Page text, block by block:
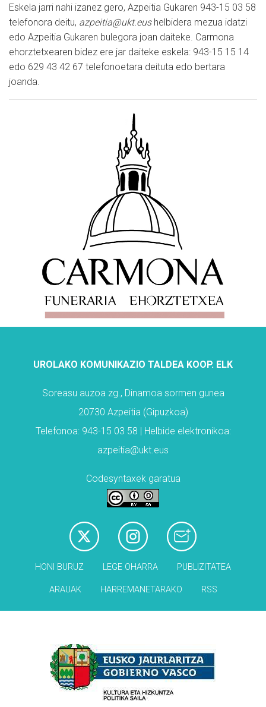
Eskela jarri nahi izanez gero, Azpeitia Gukaren 943-15 03 58
telefonora deitu, azpeitia@ukt.eushelbidera mezua idatzi
edo Azpeitia Gukaren bulegora joan daiteke. Carmona
ehorztetxearen bidez ere jar daiteke eskela: 943-15 15 14
edo 629 43 42 67 telefonoetara deituta edo bertara
joanda.
UROLAKO KOMUNIKAZIO TALDEA KOOP. ELK
Soreasu auzoa zg., Dinamoa sormen gunea
20730 Azpeitia (Gipuzkoa)
Telefonoa: 943-15 03 58 | Helbide elektronikoa:
azpeitia@ukt.eus
Codesyntaxek garatua
HONI BURUZ LEGE OHARRA PUBLIZITATEA
ARAUAK HARREMANETARAKO RSS